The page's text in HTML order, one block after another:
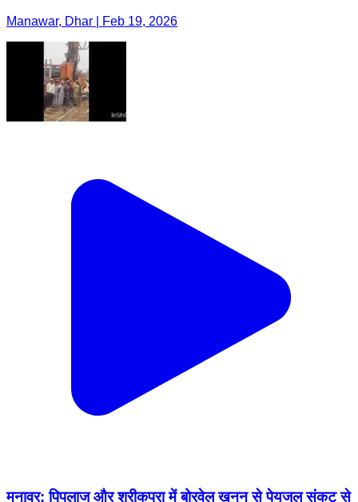
Manawar, Dhar | Feb 19, 2026
मनावर: पिपलाज और शरीकपुरा में बोरवेल खनन से पेयजल संकट से